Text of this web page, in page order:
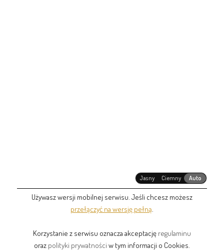
Jasny Ciemny Auto
Używasz wersji mobilnej serwisu. Jeśli chcesz możesz
przełączyć na wersję pełną
Korzystanie z serwisu oznacza akceptację regulaminu
oraz polityki prywatności w tym informacji o Cookies.